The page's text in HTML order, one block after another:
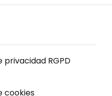
privacidad RGPD
cookies